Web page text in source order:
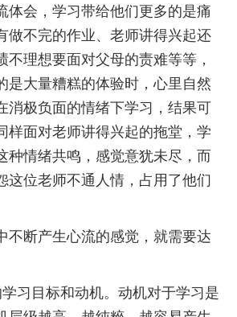
体会，学习带给他们更多的是痛
做不完的作业、老师讲得兴起还
不理想要面对父母的责难等等，
是大量糟糕的体验时，心里自然
消极负面的情绪下学习，结果可
样面对老师讲得兴起的拖堂，学
种情绪共鸣，感觉意犹未尽，而
这位老师不通人情，占用了他们
断产生心流的感觉，就需要达
目标和动机。动机对于学习是